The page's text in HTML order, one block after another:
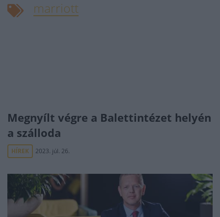
marriott
Megnyílt végre a Balettintézet helyén
a szálloda
HÍREK 2023. júl. 26.